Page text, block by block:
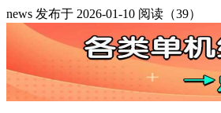
news 发布于 2026-01-10 阅读（39）